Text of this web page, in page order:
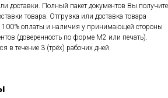
доставки. Полный пакет документов Вы получите
товара. Отгрузка или доставка товара
100% оплаты и наличия у принимающей стороны
(доверенность по форме М2 или печать).
в течение 3 (трёх) рабочих дней.